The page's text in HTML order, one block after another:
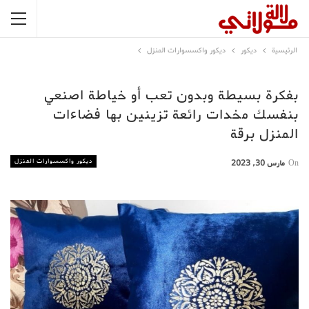
الرئيسية ديكور ديكور واكسسوارات المنزل
بفكرة بسيطة وبدون تعب أو خياطة اصنعي
بنفسك مخدات رائعة تزينين بها فضاءات
المنزل برقة
ديكور واكسسوارات المنزل On مارس 30, 2023